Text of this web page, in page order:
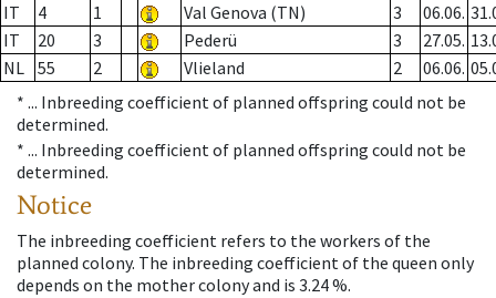
IT
4 1 Val Genova (TN) 3 06.06.
IT
20 3 Pederü 3 27.05.
NL 55 2 Vlieland 2 06.06.
* ... Inbreeding coefficient of planned offspring could not be
determined.
* ... Inbreeding coefficient of planned offspring could not be
determined.
Notice
The inbreeding coefficient refers to the workers of the
planned colony. The inbreeding coefficient of the queen only
depends on the mother colony and is 3.24 %.